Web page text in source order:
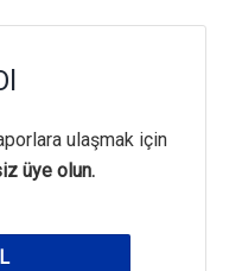
ulaşmak için
üye olun.